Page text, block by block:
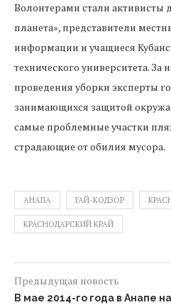
Волонтерами стали активисты
планета», представители
информации и учащиеся
технического университета. За
проведения уборки эксперты
занимающихся защитой
самые проблемные участки
страдающие от обилия мусора.
АНАПА ГАЙ-КОДЗОР
КРАСНОДАРСКИЙ КРАЙ
Предыдущая новость
В мае 2014-го года в Анапе